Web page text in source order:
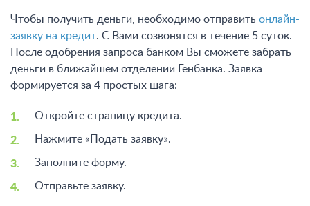
Чтобы получить деньги, необходимо отправить онлайн-
заявку на кредит. С Вами созвонятся в течение 5 суток.
После одобрения запроса банком Вы сможете забрать
деньги в ближайшем отделении Генбанка. Заявка
формируется за 4 простых шага:
Откройте страницу кредита.
Нажмите «Подать заявку».
Заполните форму.
Отправьте заявку.